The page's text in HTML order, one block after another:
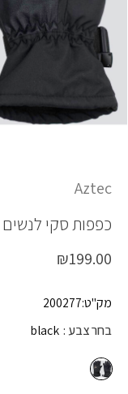
Aztec
כפפות סקי לנשים
₪199.00
מק"ט:200277
בחר צבע black